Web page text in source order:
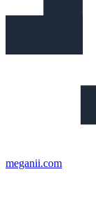
meganii.com